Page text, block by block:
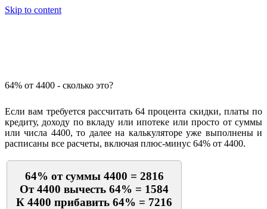
Skip to content
64% от 4400 - сколько это?
Если вам требуется рассчитать 64 процента скидки, платы по
кредиту, доходу по вкладу или ипотеке или просто от суммы
или числа 4400, то далее на калькуляторе уже выполнены и
расписаны все расчеты, включая плюс-минус 64% от 4400.
64% от суммы 4400 = 2816
От 4400 вычесть 64% = 1584
К 4400 прибавить 64% = 7216